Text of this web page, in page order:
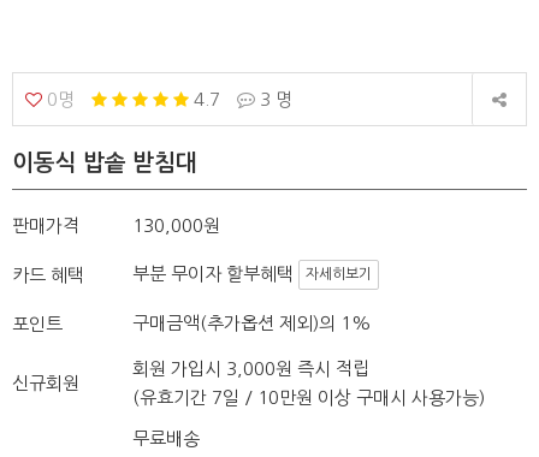
0명 4.7 3 명
이동식 밥솥 받침대
판매가격 130,000원
카드 혜택 부분 무이자 할부혜택 자세히보기
포인트 구매금액(추가옵션 제외)의 1%
신규회원
회원 가입시 3,000원 즉시 적립
(유효기간 7일 / 10만원 이상 구매시 사용가능)
무료배송